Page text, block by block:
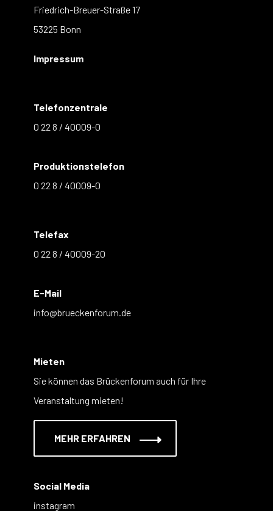
Friedrich-Breuer-Straße 17
53225 Bonn
Impressum
Telefonzentrale
0 22 8 / 40009-0
Produktionstelefon
0 22 8 / 40009-0
Telefax
0 22 8 / 40009-20
E-Mail
info@brueckenforum.de
Mieten
Sie können das Brückenforum auch für Ihre
Veranstaltung mieten!
MEHR ERFAHREN
Social Media
instagram